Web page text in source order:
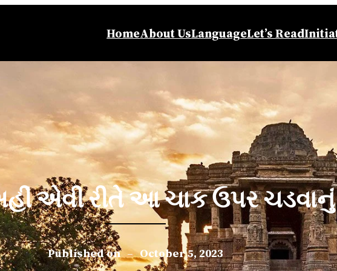
HomeAbout UsLanguageLet’s Read
એવી રીતે આ ચાક ઉપર ચડવાનું
Published on – October 5, 2023